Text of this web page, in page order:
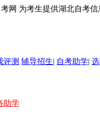
网 为考生提供湖北自考
评测 辅导招生| 自考助学|
助学